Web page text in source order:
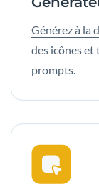
Générez à la
des icônes
prompts.